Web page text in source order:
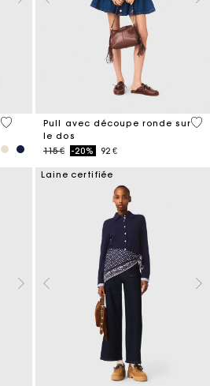
5 out of 5 Customer Rating
Pull avec découpe ronde sur
le dos
Price reduced from
115 €to-20% 92 €
3,6
Laine certifiée